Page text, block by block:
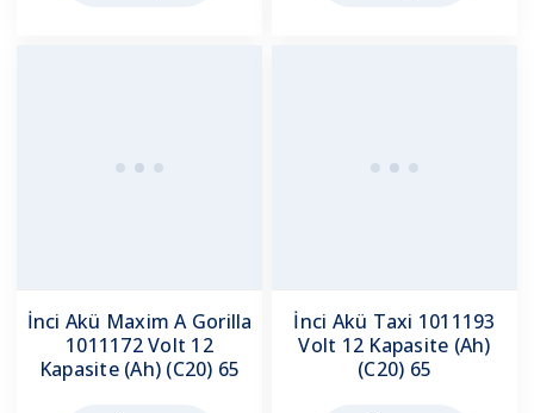
İnci Akü Maxim A Gorilla
1011172 Volt 12
Kapasite (Ah) (C20) 65
İnci Akü Taxi 1011193
Volt 12 Kapasite (Ah)
(C20) 65